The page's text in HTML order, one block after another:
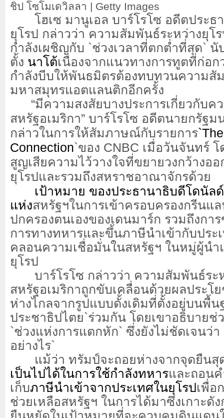
ชิป โซโมเดวิลลา | Getty Images
โฮเซ มานูเอล บาร์โรโซ อดีตประธ
ยุโรป กล่าวว่า ความสัมพันธ์ระหว่างยุโ
กำลังเผชิญกับ `ช่วงเวลาที่ตกต่ำที่สุด` นั
ตั้ง นาโต้เนื่องจากแนวทางการทูตที่ก่อ
กำลังบีบให้พันธมิตรต้องทบทวนความสั
มหาสมุทรแอตแลนติกอีกครั้ง
“มีความสงสัยบางประการเกี่ยวกับค
สหรัฐอเมริกา” บาร์โรโซ อดีตนายกรัฐม
กล่าวในการให้สัมภาษณ์กับรายการ
Connection`ของ CNBC เมื่อวันจันทร์
สูญเสียความไว้วางใจที่ขยายวงกว้างอ
ยุโรปและรวมถึงสหราชอาณาจักรด้วย
เป้าหมาย ของประธานาธิบดีโดนัล
แห่งสหรัฐฯในการเข้าครอบครองกรีนแ
ปกครองตนเองของเดนมาร์ก รวมถึงกา
การทางทหารและขึ้นภาษีนำเข้ากับประ
คลอนความเชื่อมั่นในสหรัฐฯ ในหมู่ผู้นำ
ยุโรป
บาร์โรโซ กล่าวว่า ความสัมพันธ์ระห
สหรัฐอเมริกาถูกขับเคลื่อนด้วยผลประโ
ห่างไกลจากรูปแบบดั้งเดิมที่ตั้งอยู่บนพื้
ประชาธิปไตย`ร่วมกัน โดยเขาอธิบายช่
`ช่วงแห่งการแตกหัก` ซึ่งยังไม่ชัดเจนว่า
อย่างไร`
แม้ว่า ทรัมป์จะถอยห่างจากจุดยืนสุ
เป็นไปได้ในการใช้กำลังทหารและถอน
เก็บภาษีนำเข้าจากประเทศในยุโรปเพื่อ
ช่วยเหลือสหรัฐฯ ในการได้มาซึ่งเกาะดั